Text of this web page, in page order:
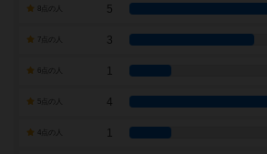
5
7点の人 3
1
4
1